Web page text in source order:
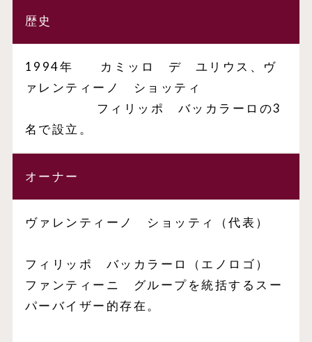
歴史
1994年 カミッロ デ ユリウス、ヴ
ァレンティーノ ショッティ
フィリッポ バッカラーロの3
名で設立。
オーナー
ヴァレンティーノ ショッティ（代表）
フィリッポ バッカラーロ（エノロゴ）
ファンティーニ グループを統括するスー
パーバイザー的存在。